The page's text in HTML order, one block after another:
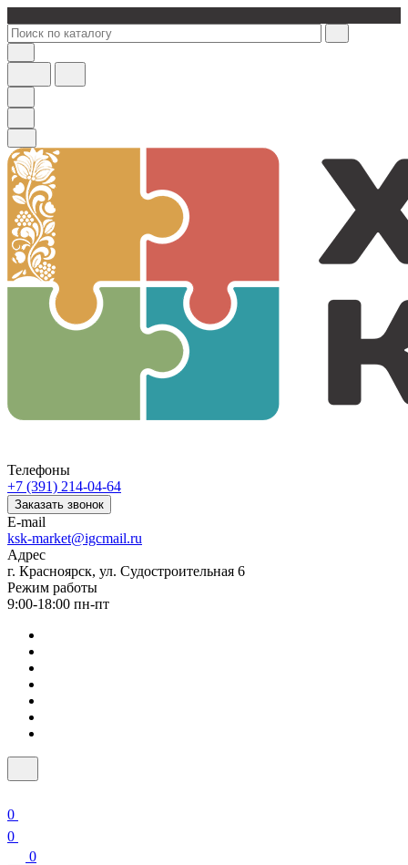
Телефоны
+7 (391) 214-04-64
Заказать звонок
E-mail
ksk-market@igcmail.ru
Адрес
г. Красноярск, ул. Судостроительная 6
Режим работы
9:00-18:00 пн-пт
0
0
0